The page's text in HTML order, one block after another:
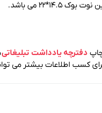
می باشد.
دفترچه یادداشت تبلیغاتی
کسب اطلاعات بیشتر می